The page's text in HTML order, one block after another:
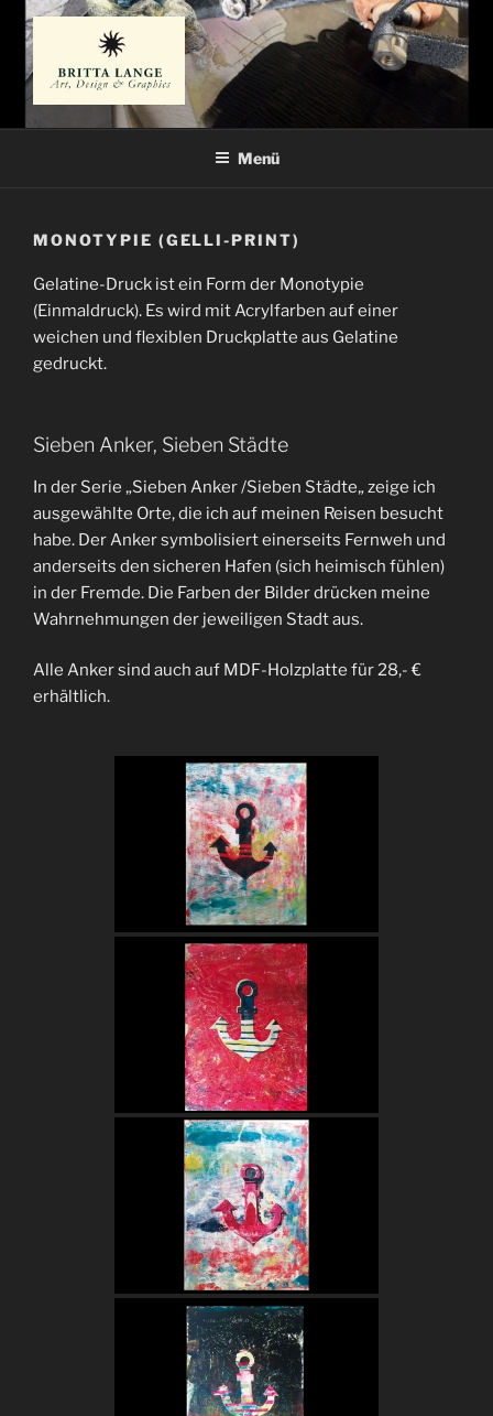
Zum
Inhalt
springen
BRITTA LANGE
Menü
MONOTYPIE (GELLI-PRINT)
Gelatine-Druck ist ein Form der Monotypie
(Einmaldruck). Es wird mit Acrylfarben auf einer
weichen und flexiblen Druckplatte aus Gelatine
gedruckt.
Sieben Anker, Sieben Städte
In der Serie „Sieben Anker /Sieben Städte„ zeige ich
ausgewählte Orte, die ich auf meinen Reisen besucht
habe. Der Anker symbolisiert einerseits Fernweh und
anderseits den sicheren Hafen (sich heimisch fühlen)
in der Fremde. Die Farben der Bilder drücken meine
Wahrnehmungen der jeweiligen Stadt aus.
Alle Anker sind auch auf MDF-Holzplatte für 28,- €
erhältlich.